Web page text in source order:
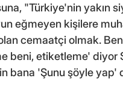
"Türkiye'nin yakın
eğmeyen kişilere
cemaatçi olmak.
beni, etiketleme' diyor
bana 'Şunu şöyle yap'